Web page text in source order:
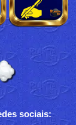
sociais: